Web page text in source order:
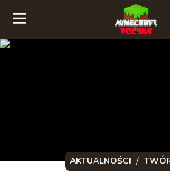
AKTUALNOŚCI /